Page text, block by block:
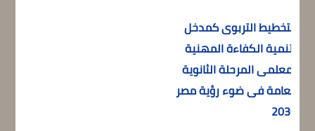
التخطيط التربوى كمدخل
لتنمية الكفاءة المهنية
لمعلمى المرحلة الثانوية
العامة فى ضوء رؤية مصر
2030